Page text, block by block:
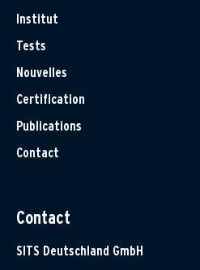
Institut
Tests
Nouvelles
Certification
Publications
Contact
Contact
SITS Deutschland GmbH